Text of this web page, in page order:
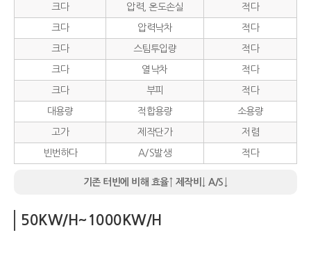
크다 압력, 온도손실 적다
크다 압력낙차 적다
크다 스팀투입량 적다
크다 열낙차 적다
크다 부피 적다
대용량 적합용량 소용량
고가 제작단가 저렴
빈번하다 A/S발생 적다
기존 터빈에 비해 효율↑ 제작비↓ A/S↓
50KW/H~1000KW/H